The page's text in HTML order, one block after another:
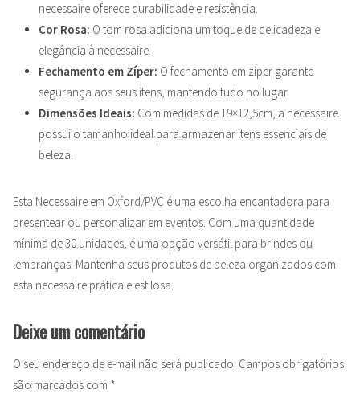
necessaire oferece durabilidade e resistência.
Cor Rosa: O tom rosa adiciona um toque de delicadeza e
elegância à necessaire.
Fechamento em Zíper: O fechamento em zíper garante
segurança aos seus itens, mantendo tudo no lugar.
Dimensões Ideais: Com medidas de 19×12,5cm, a necessaire
possui o tamanho ideal para armazenar itens essenciais de
beleza.
Esta Necessaire em Oxford/PVC é uma escolha encantadora para
presentear ou personalizar em eventos. Com uma quantidade
mínima de 30 unidades, é uma opção versátil para brindes ou
lembranças. Mantenha seus produtos de beleza organizados com
esta necessaire prática e estilosa.
Deixe um comentário
O seu endereço de e-mail não será publicado. Campos obrigatórios
são marcados com *